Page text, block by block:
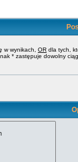
w wynikach, OR dla tych,
* zastępuje dowolny